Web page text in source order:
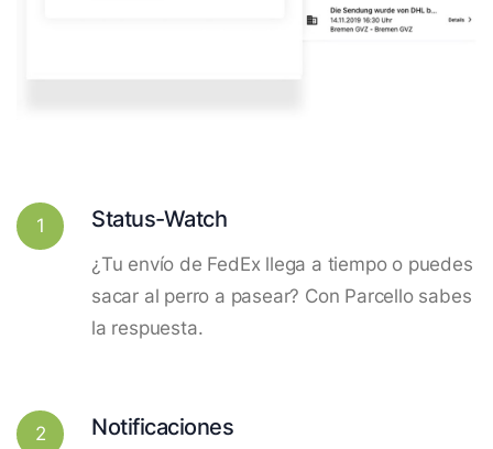
1 Status-Watch
¿Tu envío de FedEx llega a tiempo o puedes
sacar al perro a pasear? Con Parcello sabes
la respuesta.
2 Notificaciones